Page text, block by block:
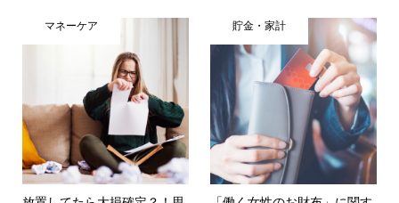
マネーケア 貯金・家計